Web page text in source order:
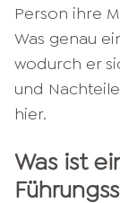
Person ihre
Was genau
wodurch er
und
hier.
Was ist